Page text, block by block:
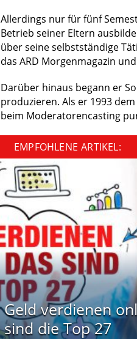
Allerdings nur für fünf
Betrieb seiner Eltern
über seine selbstständige
das ARD Morgenmagazin
Darüber hinaus begann er
produzieren. Als er 1993
beim Moderatorencasting
EMPFOHLENE ARTIKEL:
Geld verdienen
sind die Top 27